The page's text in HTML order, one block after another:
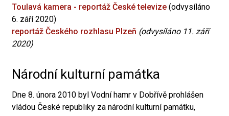
Toulavá kamera - reportáž České televize (odvysíláno
6. září 2020)
reportáž Českého rozhlasu Plzeň (odvysíláno 11. září
2020)
Národní kulturní památka
Dne 8. února 2010 byl Vodní hamr v Dobřívě prohlášen
vládou České republiky za národní kulturní památku,